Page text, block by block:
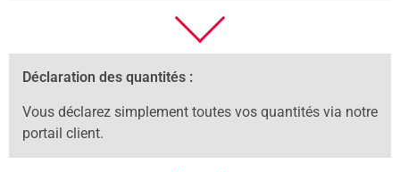
Déclaration des quantités :
Vous déclarez simplement toutes vos quantités via notre
portail client.